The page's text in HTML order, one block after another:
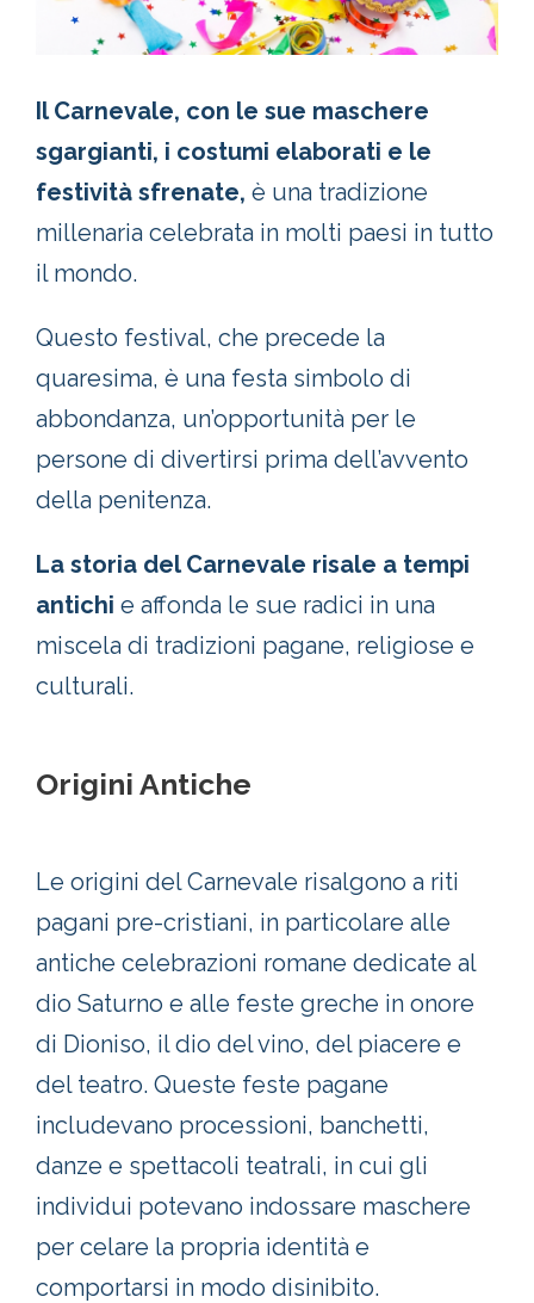
Il Carnevale, con le sue maschere
sgargianti, i costumi elaborati e le
festività sfrenate, è una tradizione
millenaria celebrata in molti paesi in tutto
il mondo.
Questo festival, che precede la
quaresima, è una festa simbolo di
abbondanza, un’opportunità per le
persone di divertirsi prima dell’avvento
della penitenza.
La storia del Carnevale risale a tempi
antichi e affonda le sue radici in una
miscela di tradizioni pagane, religiose e
culturali.
Origini Antiche
Le origini del Carnevale risalgono a riti
pagani pre-cristiani, in particolare alle
antiche celebrazioni romane dedicate al
dio Saturno e alle feste greche in onore
di Dioniso, il dio del vino, del piacere e
del teatro. Queste feste pagane
includevano processioni, banchetti,
danze e spettacoli teatrali, in cui gli
individui potevano indossare maschere
per celare la propria identità e
comportarsi in modo disinibito.